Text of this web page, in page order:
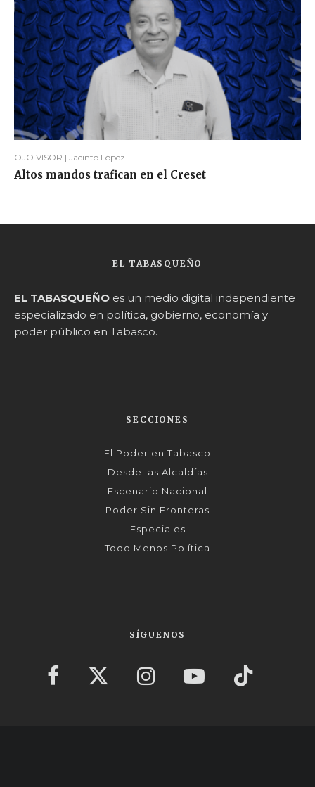
OJO VISOR | Jacinto López
Altos mandos trafican en el Creset
EL TABASQUEÑO
EL TABASQUEÑO es un medio digital independiente
especializado en política, gobierno, economía y
poder público en Tabasco.
SECCIONES
El Poder en Tabasco
Desde las Alcaldías
Escenario Nacional
Poder Sin Fronteras
Especiales
Todo Menos Política
SÍGUENOS